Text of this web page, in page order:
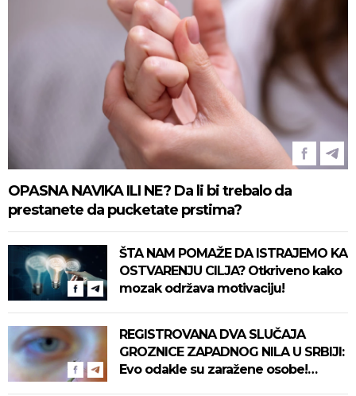
OPASNA NAVIKA ILI NE? Da li bi trebalo da
prestanete da pucketate prstima?
ŠTA NAM POMAŽE DA ISTRAJEMO KA
OSTVARENJU CILJA? Otkriveno kako
mozak održava motivaciju!
REGISTROVANA DVA SLUČAJA
GROZNICE ZAPADNOG NILA U SRBIJI:
Evo odakle su zaražene osobe!